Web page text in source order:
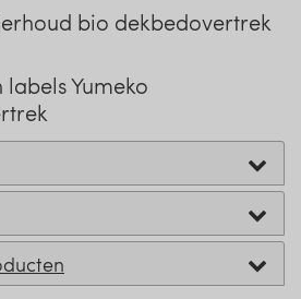
bio dekbedovertrek
Yumeko